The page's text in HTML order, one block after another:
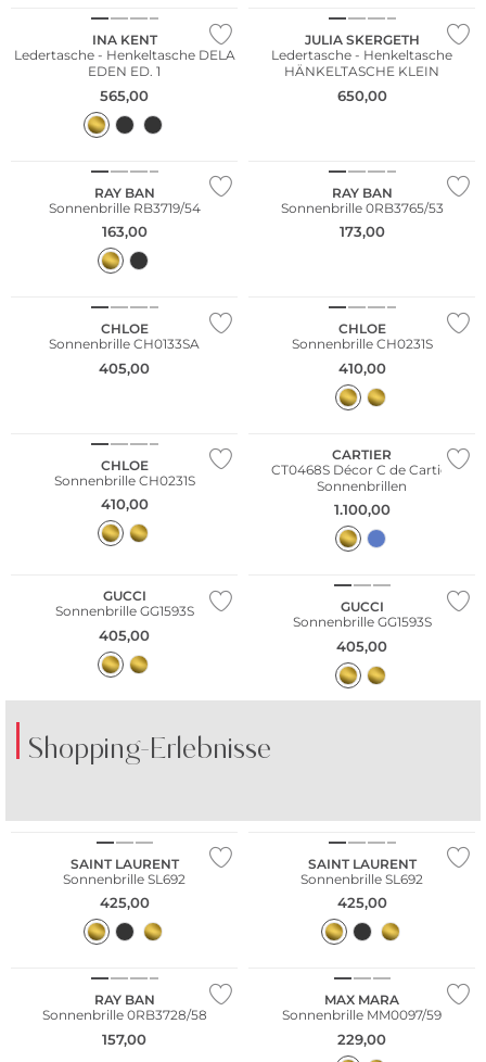
INA KENT
Ledertasche - Henkeltasche DELA
EDEN ED. 1
565,00
JULIA SKERGETH
Ledertasche - Henkeltasche
HÄNKELTASCHE KLEIN
650,00
RAY BAN
Sonnenbrille RB3719/54
163,00
RAY BAN
Sonnenbrille 0RB3765/53
173,00
CHLOE
Sonnenbrille CH0133SA
405,00
CHLOE
Sonnenbrille CH0231S
410,00
CHLOE
Sonnenbrille CH0231S
410,00
CARTIER
CT0468S Décor C de Cartier
Sonnenbrillen
1.100,00
GUCCI
Sonnenbrille GG1593S
405,00
GUCCI
Sonnenbrille GG1593S
405,00
Shopping-Erlebnisse
SAINT LAURENT
Sonnenbrille SL692
425,00
SAINT LAURENT
Sonnenbrille SL692
425,00
RAY BAN
Sonnenbrille 0RB3728/58
157,00
MAX MARA
Sonnenbrille MM0097/59
229,00